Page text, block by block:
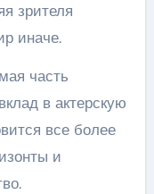
зрителя
иначе.
часть
в актерскую
все более
и